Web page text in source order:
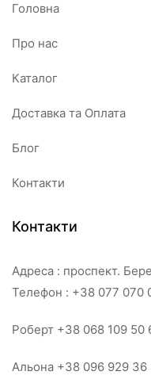
Головна
Про нас
Каталог
Доставка та Оплата
Блог
Контакти
Контакти
Адреса : проспект.
Телефон : +38 077 070
Роберт +38 068 109 50
Альона +38 096 929 36